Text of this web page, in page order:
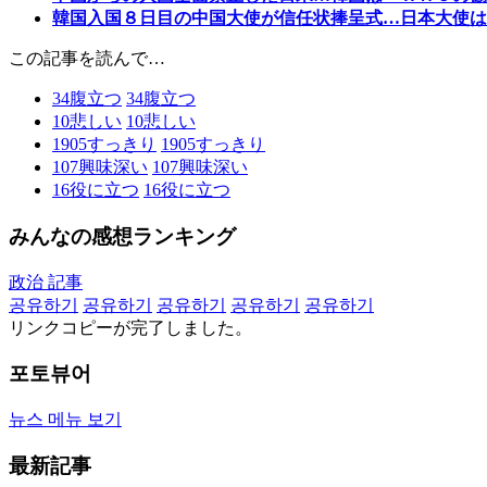
韓国入国８日目の中国大使が信任状捧呈式…日本大使
この記事を読んで…
34腹立つ 34腹立つ
10悲しい 10悲しい
1905すっきり 1905すっきり
107興味深い 107興味深い
16役に立つ 16役に立つ
みんなの感想ランキング
政治 記事
공유하기
공유하기 공유하기 공유하기
공유하기
リンクコピーが完了しました。
포토뷰어
뉴스 메뉴 보기
最新記事